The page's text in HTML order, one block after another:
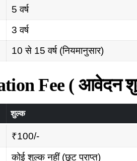
5 वर्ष
3 वर्ष
10 से 15 वर्ष (नियमानुसार)
Fee ( आवेदन
शुल्क
₹100/-
कोई शुल्क नहीं (छूट प्राप्त)